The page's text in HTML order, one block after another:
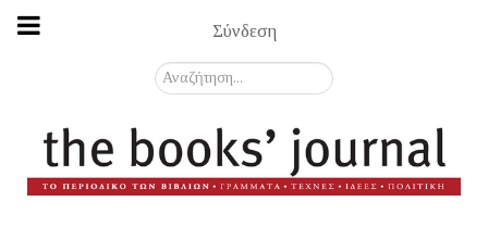
Σύνδεση
Αναζήτηση...